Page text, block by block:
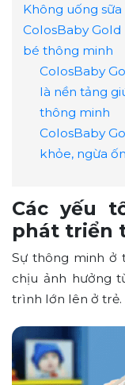
Không uống
ColosBaby
bé thông minh
ColosBaby
là nền tảng
thông minh
ColosBaby
khỏe, ngừa
Các yếu
phát triển
Sự thông minh ở
chịu ảnh hưởng
trình lớn lên ở trẻ.